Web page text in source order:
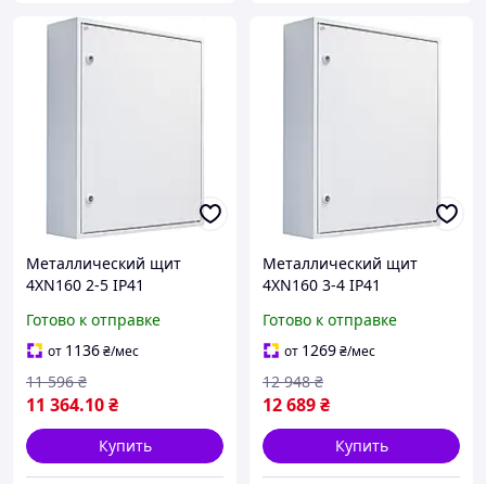
Металлический щит
4XN160 2-5 IP41
наружный 1101402
Готово к отправке
от 1136₴/мес
11 364.10₴
11 596 ₴
Купить
Металлический щит
4XN160 3-4 IP41
наружный 1101406
Готово к отправке
от 1269₴/мес
12 689₴
12 948 ₴
Купить